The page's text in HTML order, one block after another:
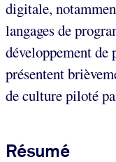
digitale,
langages de
développement de
présentent
de culture piloté
Résumé